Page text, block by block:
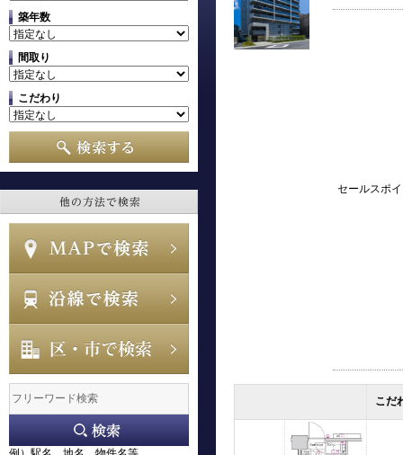
築年数
間取り
こだわり
セールスポ
こだ